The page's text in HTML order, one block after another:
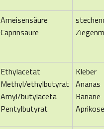
Ameisensäure
Caprinsäure
Ethylacetat
Methyl/ethylbutyrat
Amyl/butylaceta
Pentylbutyrat
Kleber
Ananas
Banane
Aprikose